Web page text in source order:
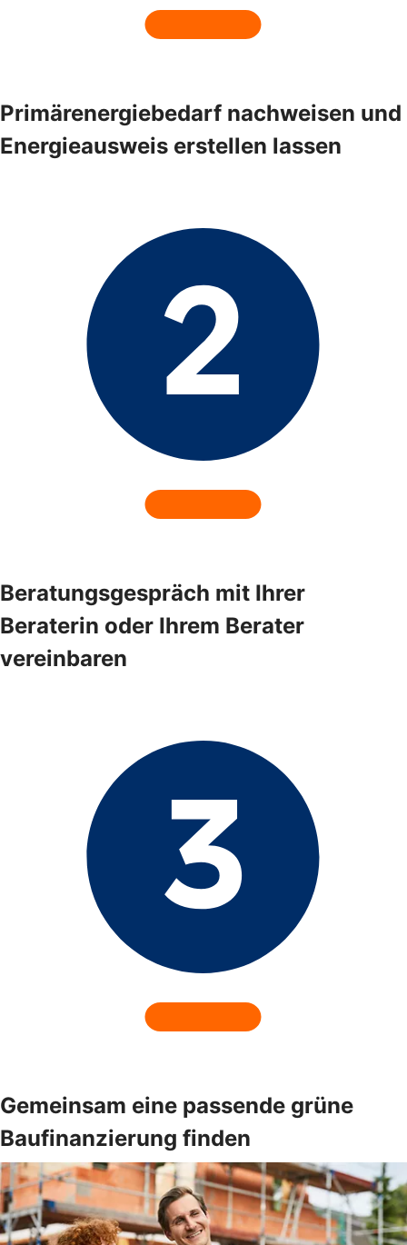
Primärenergiebedarf nachweisen und
Energieausweis erstellen lassen
Beratungsgespräch mit Ihrer
Beraterin oder Ihrem Berater
vereinbaren
Gemeinsam eine passende grüne
Baufinanzierung finden